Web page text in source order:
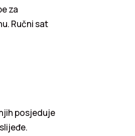
za
Ručni sat
posjeduje